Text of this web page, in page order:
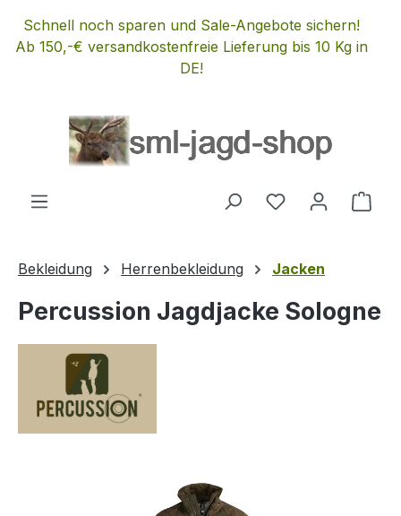
Zum Hauptinhalt springen
Schnell noch sparen und Sale-Angebote sichern!
Ab 150,-€ versandkostenfreie Lieferung bis 10 Kg in
DE!
Du hast 0
Bekleidung Herrenbekleidung Jacken
Percussion Jagdjacke Sologne
Bildergalerie überspringen